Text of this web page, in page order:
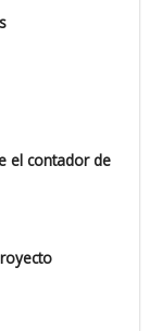
el contador de